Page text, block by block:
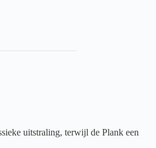
uitstraling, terwijl de Plank een